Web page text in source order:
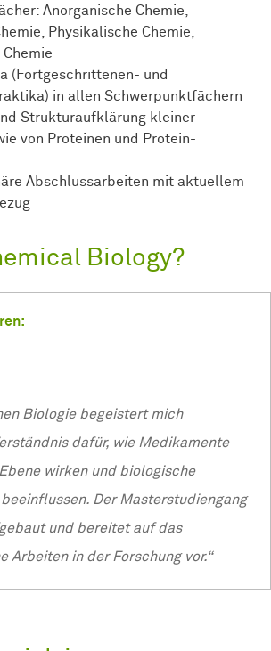
Anorganische Chemie,
Physikalische Chemie,
Chemie
(Fortgeschrittenen- und
in allen Schwerpunktfächern
Strukturaufklärung kleiner
von Proteinen und Protein-
Abschlussarbeiten mit aktuellem
Biology?
Biologie begeistert mich
dafür, wie Medikamente
wirken und biologische
Der Masterstudiengang
und bereitet auf das
Arbeiten in der Forschung vor.“